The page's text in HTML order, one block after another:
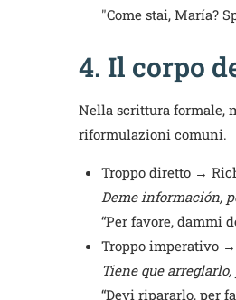
"Come stai, María?
4. Il corpo
Nella scrittura formale,
riformulazioni comuni.
Troppo diretto →
Deme información,
“Per favore, dammi
Troppo imperativo
Tiene que arreglarlo,
“Devi ripararlo, per